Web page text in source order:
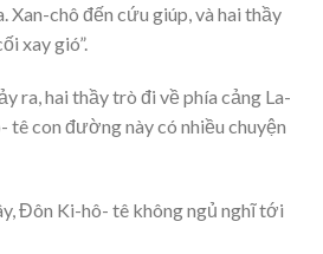
Xan-chô đến cứu giúp, và hai thầy
xay gió”.
ra, hai thầy trò đi về phía cảng La-
tê con đường này có nhiều chuyện
Đôn Ki-hô- tê không ngủ nghĩ tới